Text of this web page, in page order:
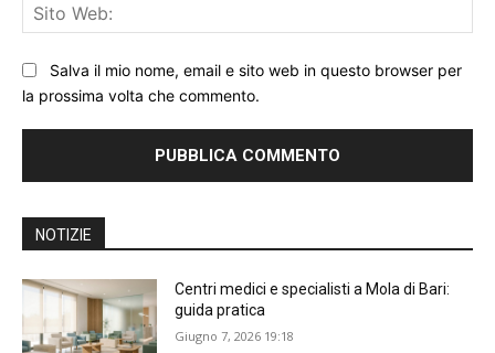
Salva il mio nome, email e sito web in questo browser per
la prossima volta che commento.
NOTIZIE
Centri medici e specialisti a Mola di Bari:
guida pratica
Giugno 7, 2026 19:18